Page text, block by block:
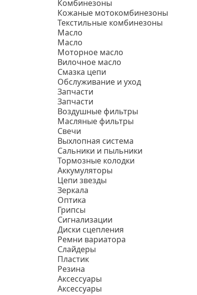
Комбинезоны
Кожаные мотокомбинезоны
Текстильные комбинезоны
Масло
Масло
Моторное масло
Вилочное масло
Смазка цепи
Обслуживание и уход
Запчасти
Запчасти
Воздушные фильтры
Масляные фильтры
Свечи
Выхлопная система
Сальники и пыльники
Тормозные колодки
Аккумуляторы
Цепи звезды
Зеркала
Оптика
Грипсы
Сигнализации
Диски сцепления
Ремни вариатора
Слайдеры
Пластик
Резина
Аксессуары
Аксессуары